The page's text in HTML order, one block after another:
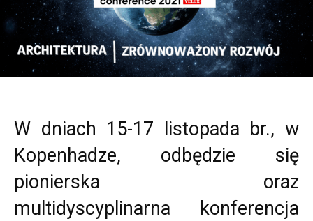
W dniach 15-17 listopada br., w
Kopenhadze, odbędzie się
pionierska oraz
multidyscyplinarna konferencja